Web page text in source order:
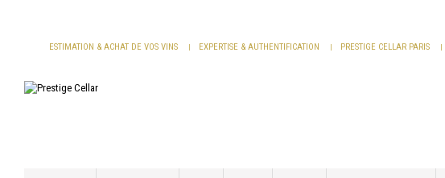
ESTIMATION & ACHAT DE VOS VINS EXPERTISE & AUTHENTIFICATION PRESTIGE CELLAR PARIS